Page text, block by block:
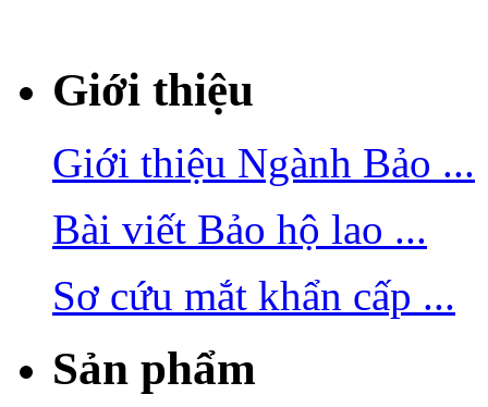
Giới thiệu
Giới thiệu Ngành Bảo ...
Bài viết Bảo hộ lao ...
Sơ cứu mắt khẩn cấp ...
Sản phẩm